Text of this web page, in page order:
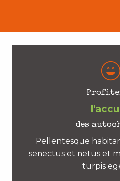
des
Pellentesque
senectus et netus et
turpis